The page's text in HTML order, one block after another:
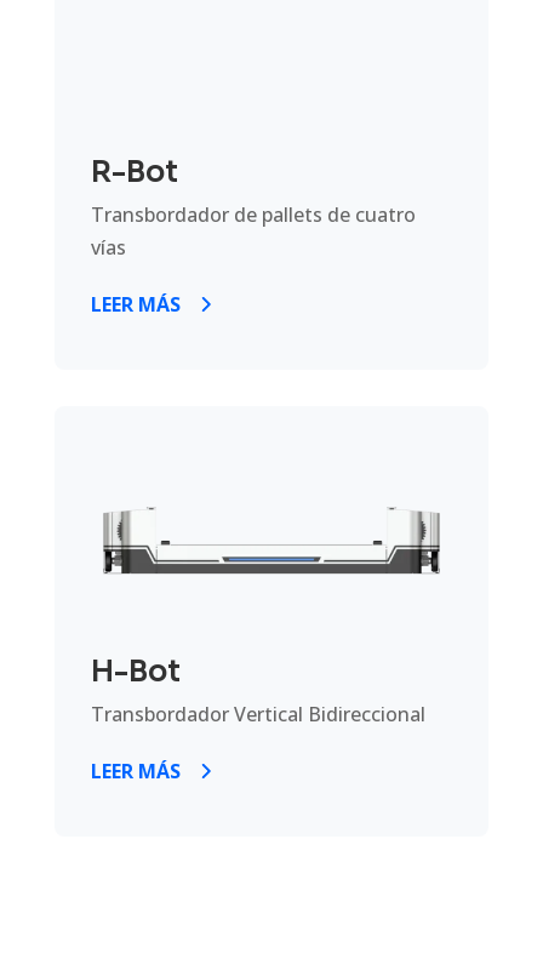
R-Bot
Transbordador de pallets de cuatro
vías
LEER MÁS
H-Bot
Transbordador Vertical Bidireccional
LEER MÁS